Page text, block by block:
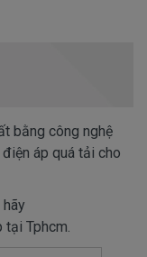
bằng công nghệ
áp quá tải cho
Tphcm.